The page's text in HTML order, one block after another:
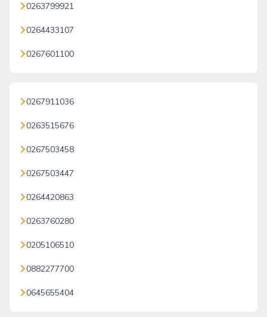
0263799921
0264433107
0267601100
0267911036
0263515676
0267503458
0267503447
0264420863
0263760280
0205106510
0882277700
0645655404